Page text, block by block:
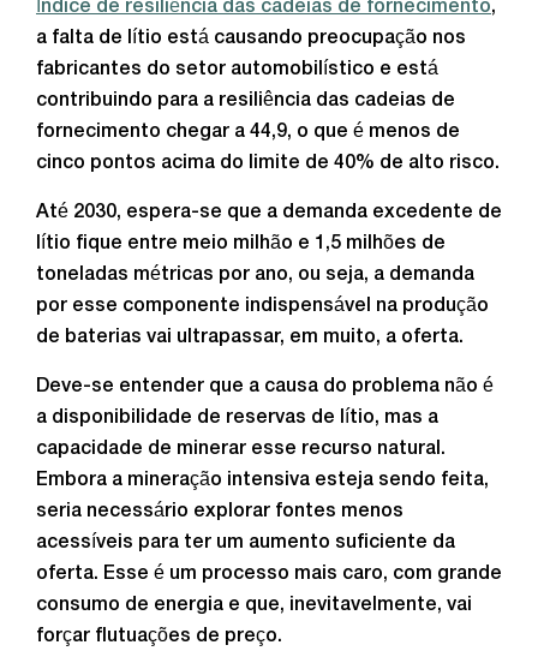
Índice de resiliência das cadeias de fornecimento,
a falta de lítio está causando preocupação nos
fabricantes do setor automobilístico e está
contribuindo para a resiliência das cadeias de
fornecimento chegar a 44,9, o que é menos de
cinco pontos acima do limite de 40% de alto risco.
Até 2030, espera-se que a demanda excedente de
lítio fique entre meio milhão e 1,5 milhões de
toneladas métricas por ano, ou seja, a demanda
por esse componente indispensável na produção
de baterias vai ultrapassar, em muito, a oferta.
Deve-se entender que a causa do problema não é
a disponibilidade de reservas de lítio, mas a
capacidade de minerar esse recurso natural.
Embora a mineração intensiva esteja sendo feita,
seria necessário explorar fontes menos
acessíveis para ter um aumento suficiente da
oferta. Esse é um processo mais caro, com grande
consumo de energia e que, inevitavelmente, vai
forçar flutuações de preço.